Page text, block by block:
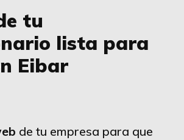
tu
lista para
Eibar
de tu empresa para que